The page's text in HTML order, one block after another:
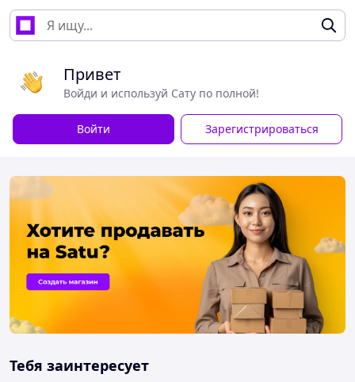
Привет
Войди и используй Сату по полной!
Войти Зарегистрироваться
Тебя заинтересует